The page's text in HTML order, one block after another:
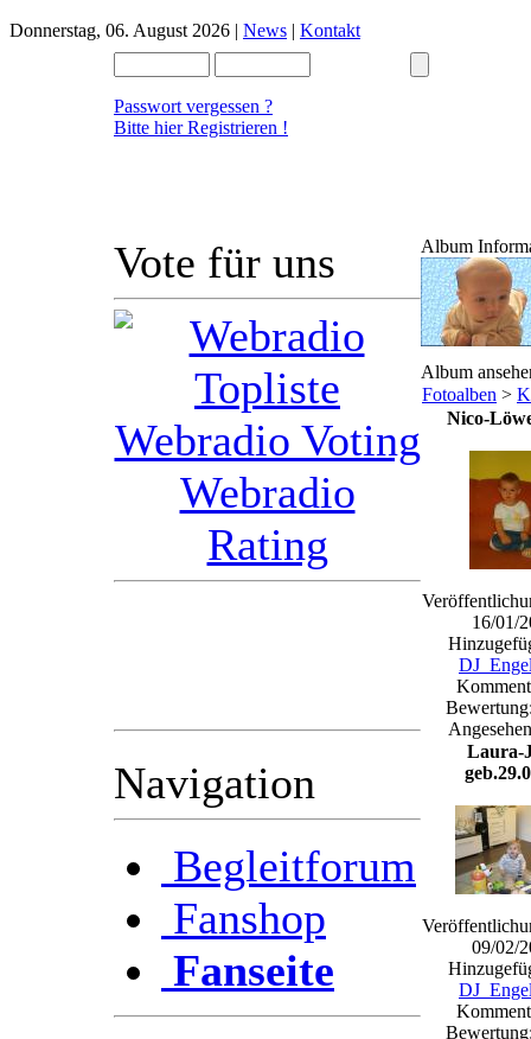
Donnerstag, 06. August 2026 | News | Kontakt
Passwort vergessen ?
Bitte hier Registrieren !
Vote für uns
Navigation
Begleitforum
Fanshop
Fanseite
Album
Album
Fotoalben >
Nico-
16/01/
Laura-
09/02/